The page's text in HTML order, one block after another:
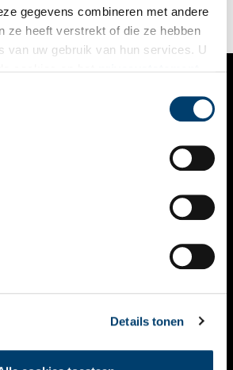
gegevens combineren met andere
ze heeft verstrekt of die ze hebben
van uw gebruik van hun services. U
Details tonen